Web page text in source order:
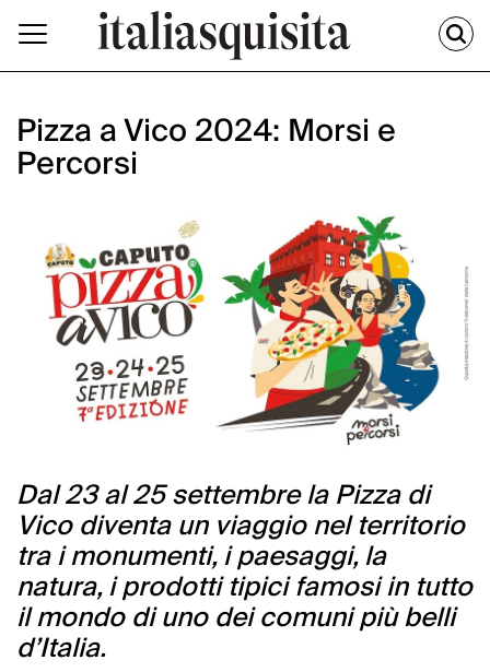
Pizza a Vico 2024: Morsi e
Percorsi
Dal 23 al 25 settembre la Pizza di
Vico diventa un viaggio nel territorio
tra i monumenti, i paesaggi, la
natura, i prodotti tipici famosi in tutto
il mondo di uno dei comuni più belli
d’Italia.